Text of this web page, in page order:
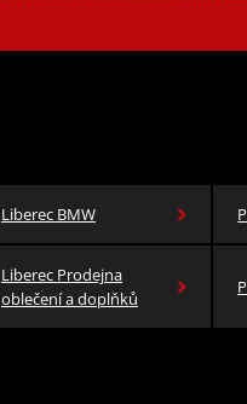
Liberec BMW
Liberec Prodejna
oblečení a doplňků